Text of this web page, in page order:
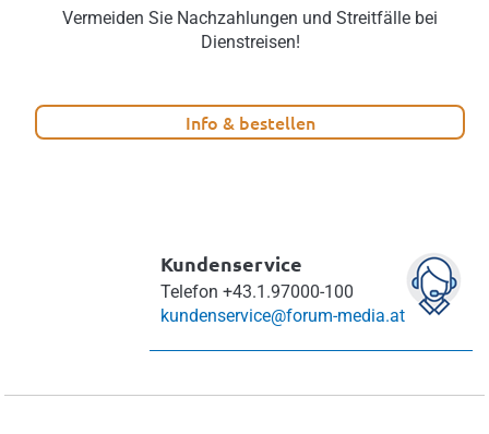
Vermeiden Sie Nachzahlungen und Streitfälle bei
Dienstreisen!
Info & bestellen
Kundenservice
Telefon +43.1.97000-100
kundenservice@forum-media.at